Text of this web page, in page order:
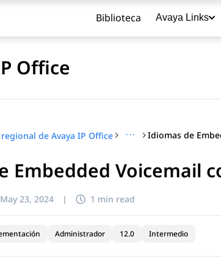
Biblioteca Avaya Links
Office
de Avaya IP Office ···
Embedded Voicemail
May 23, 2024 | 1 min read
Administrador 12.0 Intermedio